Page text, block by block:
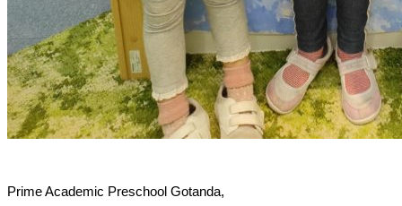
Prime Academic Preschool Gotanda,